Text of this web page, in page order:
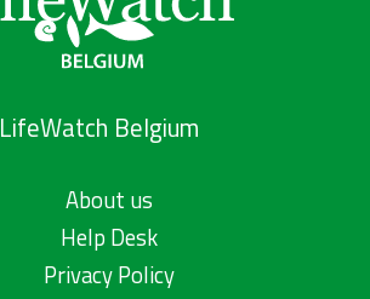
LifeWatch Belgium
About us
Help Desk
Privacy Policy